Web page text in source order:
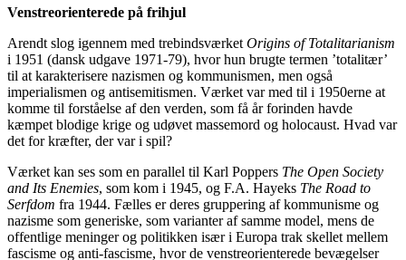
Venstreorienterede på frihjul
Arendt slog igennem med trebindsværket Origins of Totalitarianism
i 1951 (dansk udgave 1971-79), hvor hun brugte termen ’totalitær’
til at karakterisere nazismen og kommunismen, men også
imperialismen og antisemitismen. Værket var med til i 1950erne at
komme til forståelse af den verden, som få år forinden havde
kæmpet blodige krige og udøvet massemord og holocaust. Hvad var
det for kræfter, der var i spil?
Værket kan ses som en parallel til Karl Poppers The Open Society
and Its Enemies, som kom i 1945, og F.A. Hayeks The Road to
Serfdom fra 1944. Fælles er deres gruppering af kommunisme og
nazisme som generiske, som varianter af samme model, mens de
offentlige meninger og politikken især i Europa trak skellet mellem
fascisme og anti-fascisme, hvor de venstreorienterede bevægelser